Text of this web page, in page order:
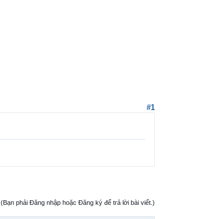
#1
(Bạn phải Đăng nhập hoặc Đăng ký để trả lời bài viết.)